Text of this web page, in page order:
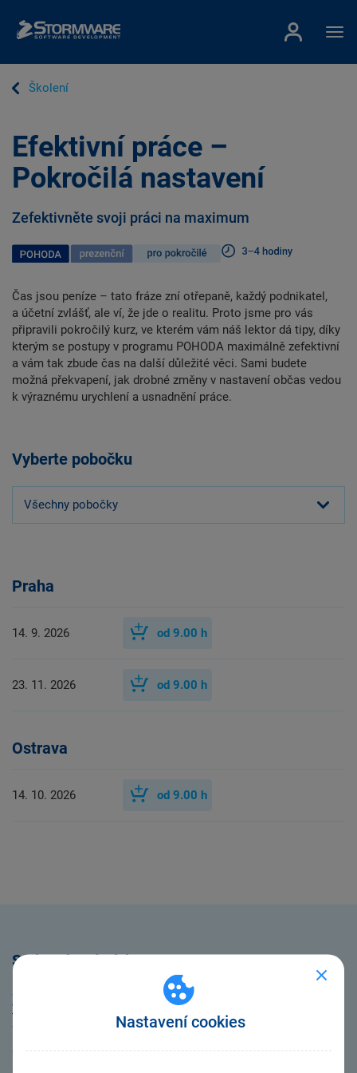
Nastavení cookies
Školení
Vyberte pobočku
Všechny pobočky
Praha
14. 9. 2026 od 9.00 h
23. 11. 2026 od 9.00 h
Ostrava
14. 10. 2026 od 9.00 h
Efektivní práce –
Pokročilá nastavení
Zefektivněte svoji práci na maximum
Čas jsou peníze – tato fráze zní otřepaně, každý podnikatel,
a účetní zvlášť, ale ví, že jde o realitu. Proto jsme pro vás
připravili pokročilý kurz, ve kterém vám náš lektor dá tipy, díky
kterým se postupy v programu POHODA maximálně zefektivní
a vám tak zbude čas na další důležité věci. Sami budete
možná překvapení, jak drobné změny v nastavení občas vedou
k výraznému urychlení a usnadnění práce.
Smluvní podmínky
Školení jsou organizována podle
Všeobecných obchodních podmínek
STORMWARE s.r.o.